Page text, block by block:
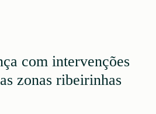
com intervenções
zonas ribeirinhas